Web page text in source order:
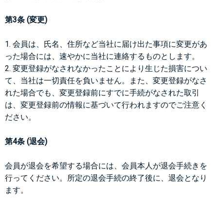
第3条 (変更)
1. 会員は、氏名、住所など当社に届け出た事項に変更があ
った場合には、速やかに当社に連絡するものとします。
2. 変更登録がなされなかったことにより生じた損害につい
て、当社は一切責任を負いません。また、変更登録がなさ
れた場合でも、変更登録前にすでに手続がなされた取引
は、変更登録前の情報に基づいて行われますのでご注意く
ださい。
第4条 (退会)
会員が退会を希望する場合には、会員本人が退会手続きを
行ってください。所定の退会手続の終了後に、退会となり
ます。